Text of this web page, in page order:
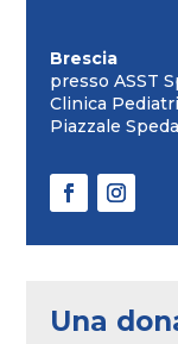
Brescia
presso ASST
Clinica
Piazzale
Una